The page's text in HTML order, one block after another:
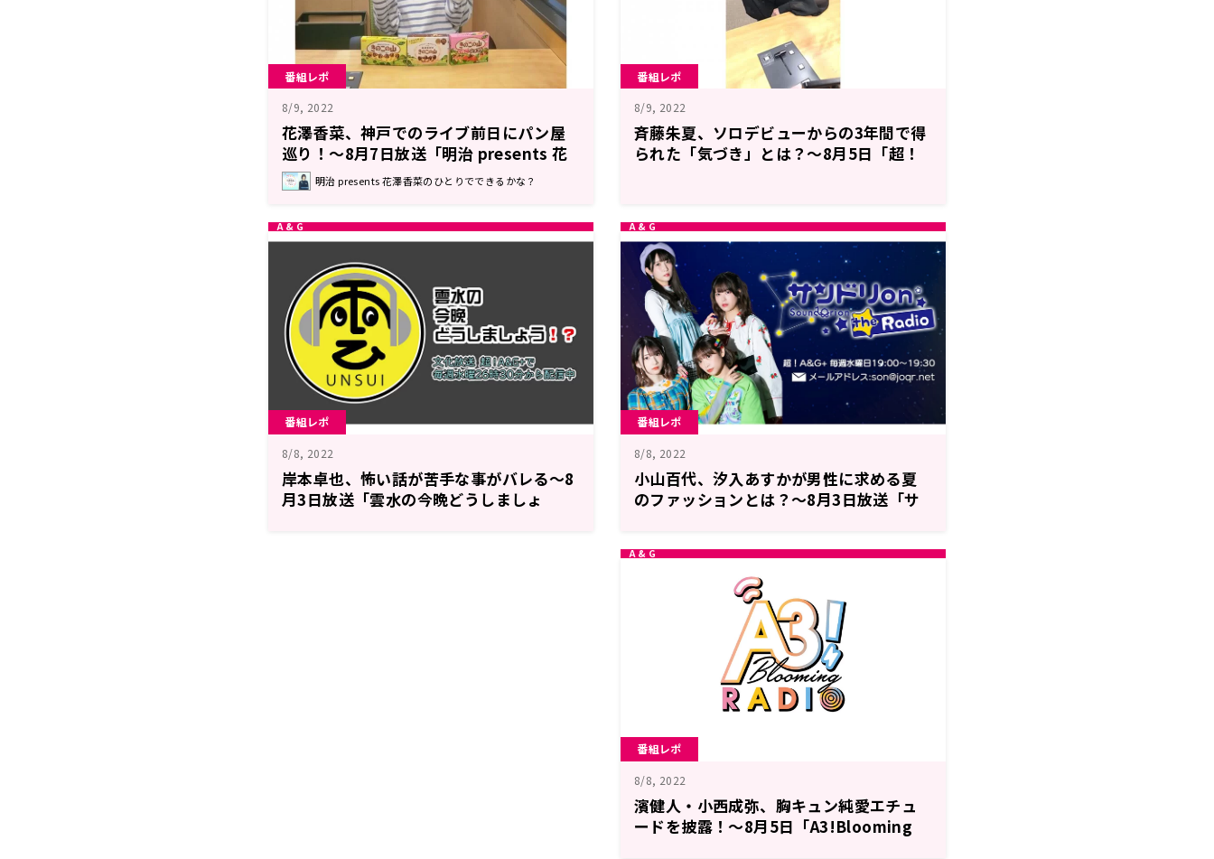
番組レポ
8/9, 2022
花澤香菜、神戸でのライブ前日にパン屋
巡り！～8月7日放送「明治 presents 花
澤香菜のひとりでできるかな？」
明治 presents 花澤香菜のひとりでできるかな？
番組レポ
8/9, 2022
斉藤朱夏、ソロデビューからの3年間で得
られた「気づき」とは？～8月5日「超！
番組レポ
8/8, 2022
岸本卓也、怖い話が苦手な事がバレる～8
月3日放送「雲水の今晩どうしましょ
番組レポ
8/8, 2022
小山百代、汐入あすかが男性に求める夏
のファッションとは？～8月3日放送「サ
番組レポ
8/8, 2022
濱健人・小西成弥、胸キュン純愛エチュ
ードを披露！～8月5日「A3!Blooming